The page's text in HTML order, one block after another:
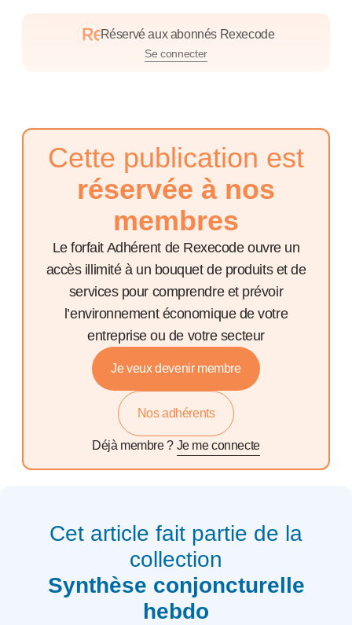
Réservé aux abonnés Rexecode
Se connecter
Cette publication est
réservée à nos
membres
Le forfait Adhérent de Rexecode ouvre un
accès illimité à un bouquet de produits et de
services pour comprendre et prévoir
l’environnement économique de votre
entreprise ou de votre secteur
Je veux devenir membre
Nos adhérents
Déjà membre ? Je me connecte
Cet article fait partie de la
collection
Synthèse conjoncturelle
hebdo